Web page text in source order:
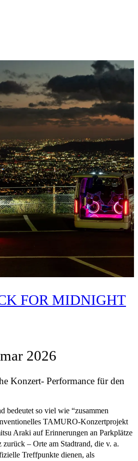
FOR MIDNIGHT
2026
Konzert- Performance für den
bedeutet so viel wie “zusammen
TAMURO-Konzertprojekt
Araki auf Erinnerungen an Parkplätze
– Orte am Stadtrand, die v. a.
Treffpunkte dienen, als